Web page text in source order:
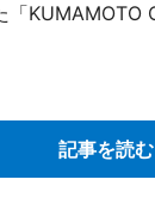
「KUMAMOTO
記事を読む